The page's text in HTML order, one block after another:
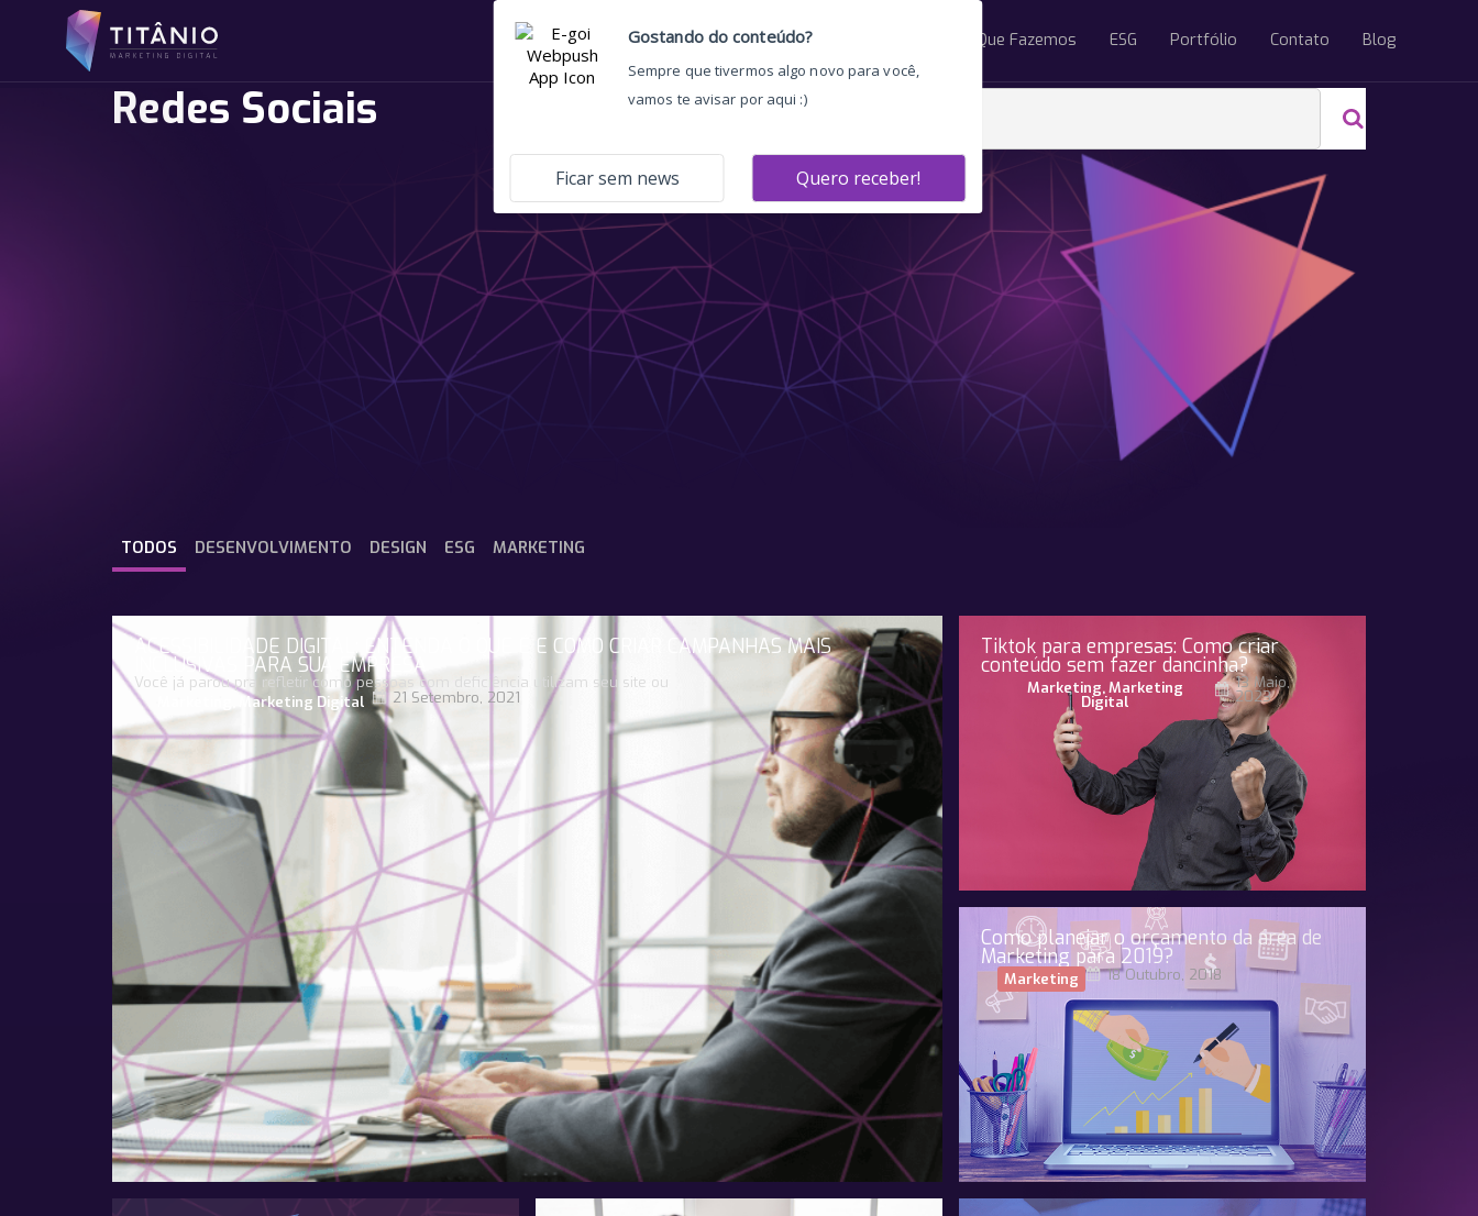
Home O Que Fazemos ESG Portfólio Contato Blog
Redes Sociais
DESENVOLVIMENTO DESIGN ESG MARKETING
TODOS
ACESSIBILIDADE DIGITAL: ENTENDA O QUE É E COMO CRIAR CAMPANHAS MAIS
INCLUSIVAS PARA SUA EMPRESA
Você já parou pra refletir como pessoas com deficiência utilizam seu site ou
Marketing Digital 21 Setembro, 2021
Tiktok para empresas: Como criar
conteúdo sem fazer dancinha?
Marketing,Marketing
Digital
13 Maio,
2023
Como planejar o orçamento da área de
Marketing para 2019?
Marketing 18 Outubro, 2018